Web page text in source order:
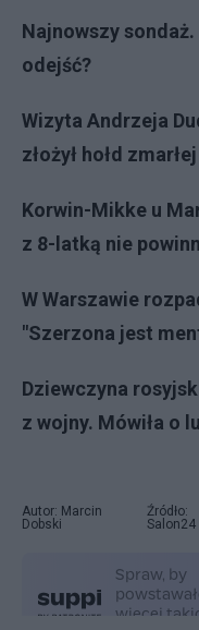
Najnowszy
odejść?
Wizyta Andrzeja
złożył hołd
Korwin-Mikke u
z 8-latką nie
W Warszawie
"Szerzona jest
Dziewczyna
z wojny. Mówiła o
Autor: Marcin
Dobski
Źródło:
Salon24